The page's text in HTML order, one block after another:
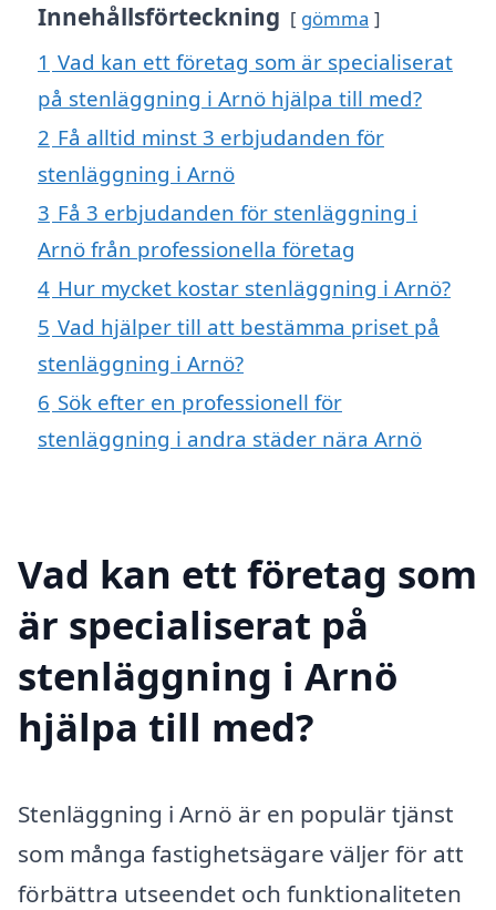
Innehållsförteckning gömma
1 Vad kan ett företag som är specialiserat
på stenläggning i Arnö hjälpa till med?
2 Få alltid minst 3 erbjudanden för
stenläggning i Arnö
3 Få 3 erbjudanden för stenläggning i
Arnö från professionella företag
4 Hur mycket kostar stenläggning i Arnö?
5 Vad hjälper till att bestämma priset på
stenläggning i Arnö?
6 Sök efter en professionell för
stenläggning i andra städer nära Arnö
Vad kan ett företag som
är specialiserat på
stenläggning i Arnö
hjälpa till med?
Stenläggning i Arnö är en populär tjänst
som många fastighetsägare väljer för att
förbättra utseendet och funktionaliteten